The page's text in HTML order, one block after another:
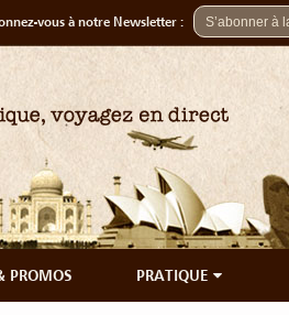
vous à notre Newsletter :
PROMOS PRATIQUE